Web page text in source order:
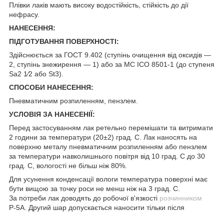
Плівки лаків мають високу водостійкість, стійкість до дії
нефрасу.
НАНЕСЕННЯ:
ПІДГОТУВАННЯ ПОВЕРХНОСТІ:
Здійснюється за ГОСТ 9.402 (ступінь очищення від оксидів —
2, ступінь знежирення — 1) або за МС ІСО 8501-1 (до ступеня
Sa2 1⁄2 або St3).
СПОСОБИ НАНЕСЕННЯ:
Пневматичним розпиленням, пензлем.
УСЛОВІЯ ЗА НАНЕСЕНІЇ:
Перед застосуванням лак ретельно перемішати та витримати
2 години за температури (20±2) град. С. Лак наносять на
поверхню металу пневматичним розпиленням або пензлем
за температури навколишнього повітря від 10 град. С до 30
град. С, вологості не більш ніж 80%.
Для усунення конденсації вологи температура поверхні має
бути вищою за точку роси не менш ніж на 3 град. С.
За потреби лак доводять до робочої в'язкості розчинником
Р-5А. Другий шар допускається наносити тільки після